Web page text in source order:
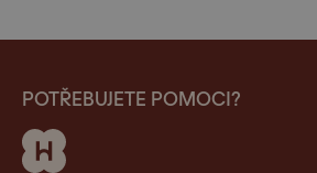
POTŘEBUJETE POMOCI?